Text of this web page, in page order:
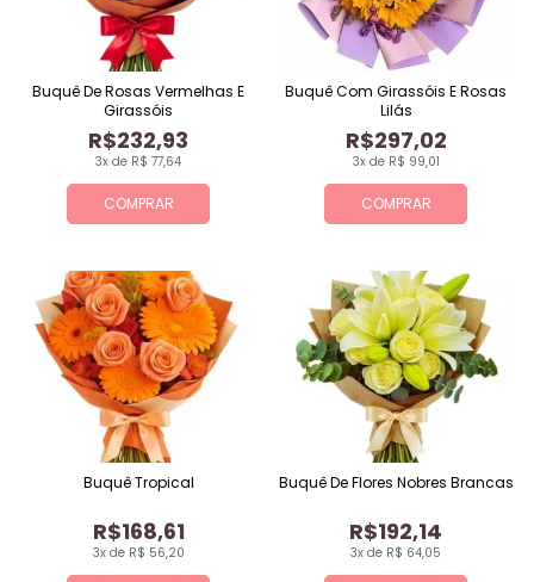
COMPRAR
3x de R$ 77,64
R$232,93
Buquê De Rosas Vermelhas E
Girassóis
COMPRAR
3x de R$ 99,01
R$297,02
Buquê Com Girassóis E Rosas
Lilás
3x de R$ 56,20
R$168,61
Buquê Tropical
3x de R$ 64,05
R$192,14
Buquê De Flores Nobres Brancas